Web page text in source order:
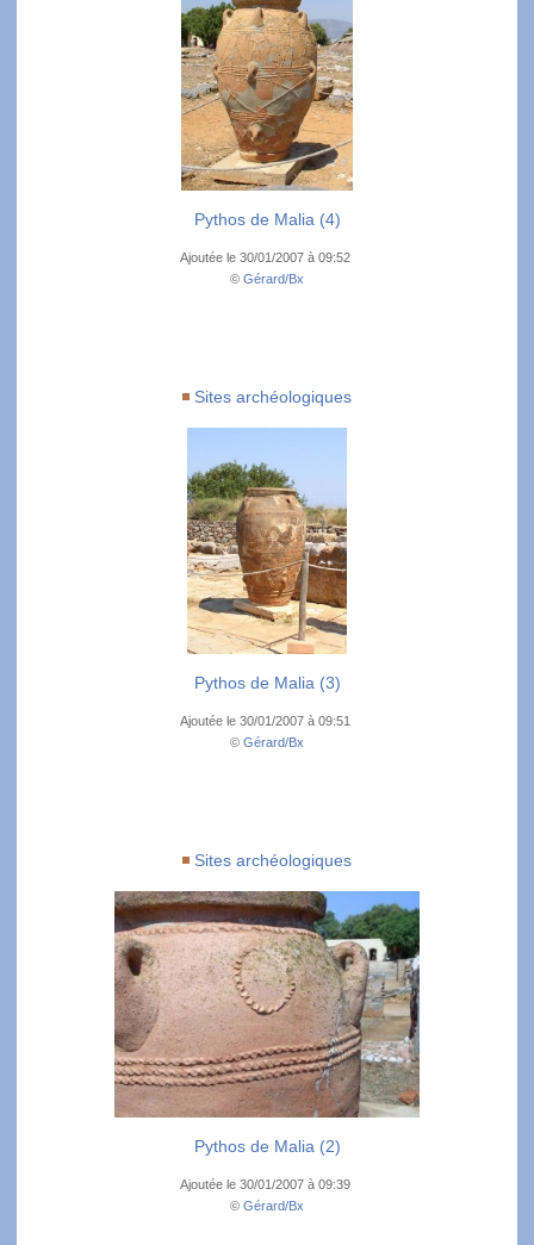
Pythos de Malia (4)
Ajoutée le 30/01/2007 à 09:52
© Gérard/Bx
Sites archéologiques
Pythos de Malia (3)
Ajoutée le 30/01/2007 à 09:51
© Gérard/Bx
Sites archéologiques
Pythos de Malia (2)
Ajoutée le 30/01/2007 à 09:39
© Gérard/Bx